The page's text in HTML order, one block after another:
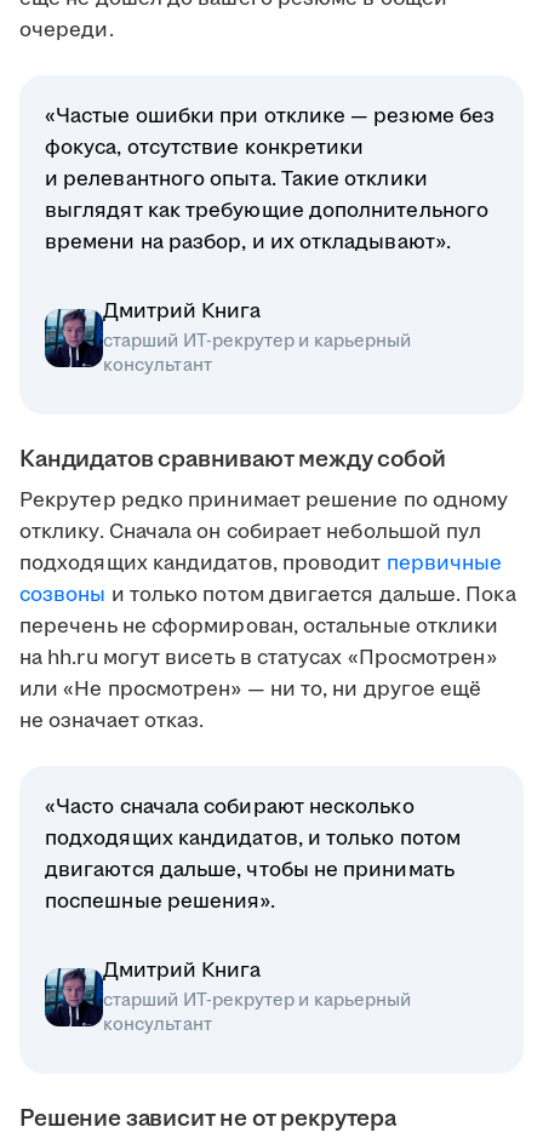
очереди.
«Частые ошибки при отклике — резюме без
фокуса, отсутствие конкретики
и релевантного опыта. Такие отклики
выглядят как требующие дополнительного
времени на разбор, и их откладывают».
Дмитрий Книга
старший ИТ-рекрутер и карьерный
консультант
Кандидатов сравнивают между собой
Рекрутер редко принимает решение по одному
отклику. Сначала он собирает небольшой пул
подходящих кандидатов, проводит первичные
созвоны и только потом двигается дальше. Пока
перечень не сформирован, остальные отклики
на hh.ru могут висеть в статусах «Просмотрен»
или «Не просмотрен» — ни то, ни другое ещё
не означает отказ.
«Часто сначала собирают несколько
подходящих кандидатов, и только потом
двигаются дальше, чтобы не принимать
поспешные решения».
Дмитрий Книга
старший ИТ-рекрутер и карьерный
консультант
Решение зависит не от рекрутера